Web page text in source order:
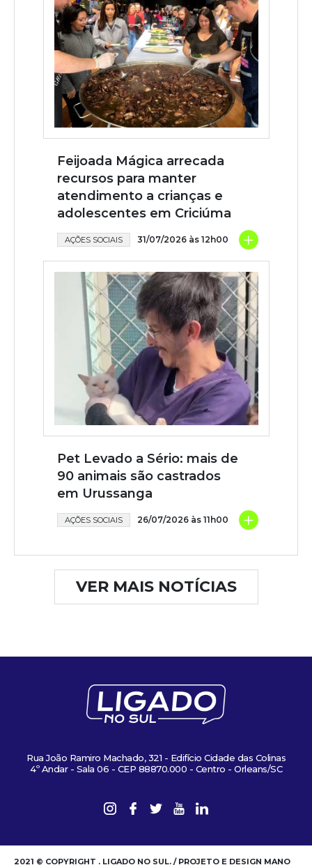
Feijoada Mágica arrecada
recursos para manter
atendimento a crianças e
adolescentes em Criciúma
AÇÕES SOCIAIS 31/07/2026 às 12h00 +
Pet Levado a Sério: mais de
90 animais são castrados
em Urussanga
AÇÕES SOCIAIS 26/07/2026 às 11h00 +
VER MAIS NOTÍCIAS
Rua João Ramiro Machado, 321 - Edifício Cidade das Colinas
4º Andar - Sala 06 - CEP 88870.000 - Centro - Orleans/SC
2021 © COPYRIGHT . LIGADO NO SUL. / PROJETO E DESIGN MANO